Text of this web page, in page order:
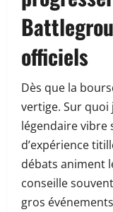
officiels
Dès que la
vertige. Sur quoi
légendaire vibre
d’expérience
débats animent
conseille
gros